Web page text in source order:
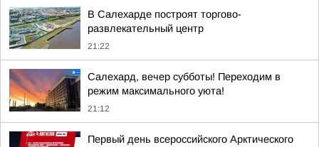
В Салехарде построят торгово-
развлекательный центр
21:22
Салехард, вечер субботы! Переходим в
режим максимального уюта!
21:12
Первый день всероссийского Арктического